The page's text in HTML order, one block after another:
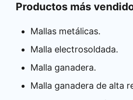
Productos más
Mallas metálicas.
Malla electrosoldada.
Malla ganadera.
Malla ganadera de alta